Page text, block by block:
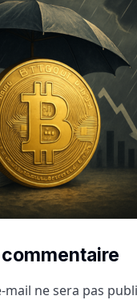
mail ne sera pas